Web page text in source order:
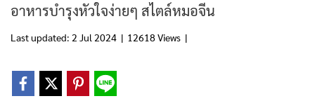
อาหารบำรุงหัวใจง่ายๆ สไตล์หมอจีน
Last updated: 2 Jul 2024 | 12618 Views |